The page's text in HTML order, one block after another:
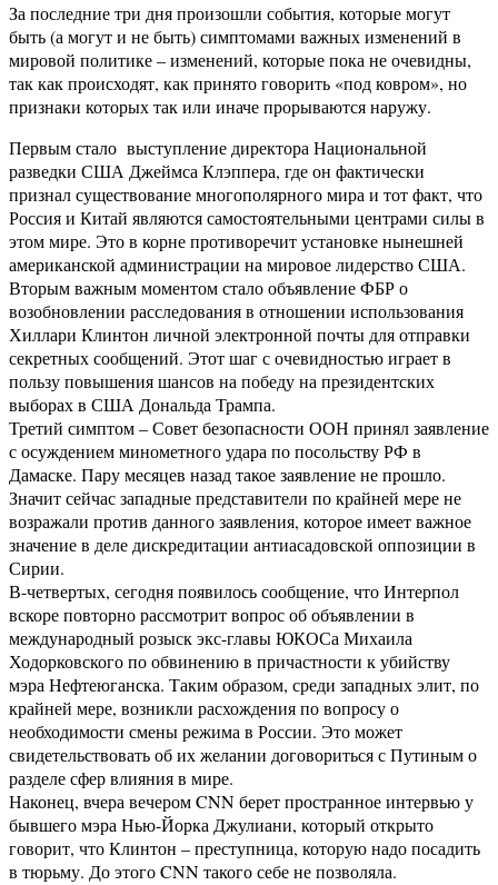
За последние три дня произошли события, которые могут
быть (а могут и не быть) симптомами важных изменений в
мировой политике – изменений, которые пока не очевидны,
так как происходят, как принято говорить «под ковром», но
признаки которых так или иначе прорываются наружу.
Первым стало выступление директора Национальной
разведки США Джеймса Клэппера, где он фактически
признал существование многополярного мира и тот факт, что
Россия и Китай являются самостоятельными центрами силы в
этом мире. Это в корне противоречит установке нынешней
американской администрации на мировое лидерство США.
Вторым важным моментом стало объявление ФБР о
возобновлении расследования в отношении использования
Хиллари Клинтон личной электронной почты для отправки
секретных сообщений. Этот шаг с очевидностью играет в
пользу повышения шансов на победу на президентских
выборах в США Дональда Трампа.
Третий симптом – Совет безопасности ООН принял заявление
с осуждением минометного удара по посольству РФ в
Дамаске. Пару месяцев назад такое заявление не прошло.
Значит сейчас западные представители по крайней мере не
возражали против данного заявления, которое имеет важное
значение в деле дискредитации антиасадовской оппозиции в
Сирии.
В-четвертых, сегодня появилось сообщение, что Интерпол
вскоре повторно рассмотрит вопрос об объявлении в
международный розыск экс-главы ЮКОСа Михаила
Ходорковского по обвинению в причастности к убийству
мэра Нефтеюганска. Таким образом, среди западных элит, по
крайней мере, возникли расхождения по вопросу о
необходимости смены режима в России. Это может
свидетельствовать об их желании договориться с Путиным о
разделе сфер влияния в мире.
Наконец, вчера вечером CNN берет пространное интервью у
бывшего мэра Нью-Йорка Джулиани, который открыто
говорит, что Клинтон – преступница, которую надо посадить
в тюрьму. До этого CNN такого себе не позволяла.